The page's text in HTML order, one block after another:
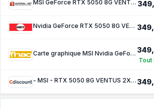
MSI GeForce RTX 5050 8G VENTUS 2X OC
Nvidia GeForce RTX 5050 8G VENTUS 2X OC White
Carte graphique MSI Nvidia GeForce RTX 5050 8G VENTUS 2X OC White
Tout
- MSI - RTX 5050 8G VENTUS 2X OC - 8 Go GDDR6 - 2560 cœurs CUDA - Refroidissement TORX 5.0